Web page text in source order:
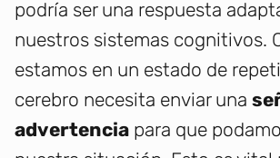
podría ser una respuesta
nuestros sistemas cognitivos.
estamos en un estado de
cerebro necesita enviar una
advertencia para que